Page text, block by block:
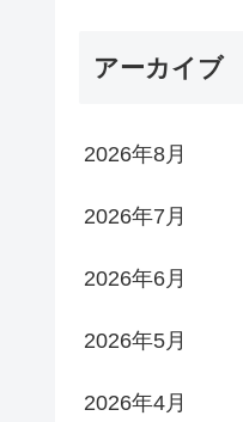
アーカイブ
2026年8月
2026年7月
2026年6月
2026年5月
2026年4月